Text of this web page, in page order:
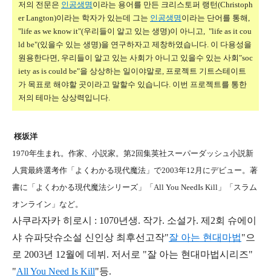
저의 전문은 인공생명 이라는 용어를 만든 크리스토퍼 랭턴(Christoph
er Langton)이라는 학자가 있는데 그는 인공생명 이라는 단어를 통해,
"life as we know it"(우리들이 알고 있는 생명)이 아니고, "life as it cou
ld be"(있을수 있는 생명)을 연구하자고 제창하였습니다. 이 다용성을
원용한다면, 우리들이 알고 있는 사회가 아니고 있을수 있는 사회"soc
iety as is could be"을 상상하는 일이야말로, 프로젝트 기트스테이트
가 목표로 해야할 곳이라고 말할수 있습니다. 이번 프로젝트를 통한
저의 테마는 상상력입니다.
桜坂洋
1970年生まれ。作家、小説家。第2回集英社スーパーダッシュ小説新
人賞最終選考作「よくわかる現代魔法」で2003年12月にデビュー。著
書に「よくわかる現代魔法シリーズ」「All You NeedIs Kill」「スラム
オンライン」など。
사쿠라자카 히로시 : 1070년생. 작가. 소설가. 제2회 슈에이
샤 슈파닷슈소설 신인상 최후선고작"잘 아는 현대마법"으
로 2003년 12월에 데뷔. 저서로 "잘 아는 현대마법시리즈"
"All You Need Is Kill"등.